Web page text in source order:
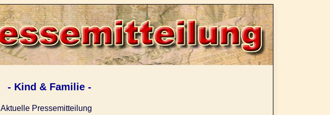
- Kind & Familie -
Aktuelle Pressemitteilung